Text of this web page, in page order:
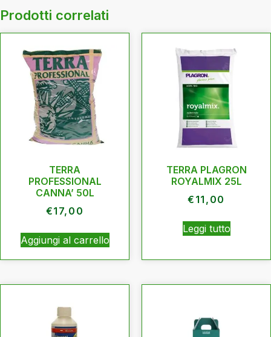
Prodotti correlati
TERRA
PROFESSIONAL
CANNA’ 50L
€17,00
Aggiungi al carrello
TERRA PLAGRON
ROYALMIX 25L
€ 11,00
Leggi tutto